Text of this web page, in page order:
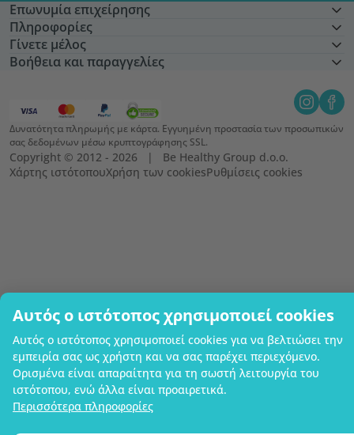
Αυτός ο ιστότοπος χρησιμοποιεί cookies
Αυτός ο ιστότοπος χρησιμοποιεί cookies για να βελτιώσει την
εμπειρία σας ως χρήστη και να σας παρέχει περιεχόμενο.
Ορισμένα είναι απαραίτητα για τη σωστή λειτουργία του
ιστότοπου, ενώ άλλα είναι προαιρετικά.
Περισσότερα πληροφορίες
Επωνυμία επιχείρησης
Πληροφορίες
Γίνετε μέλος
Βοήθεια και παραγγελίες
Δυνατότητα πληρωμής με κάρτα. Εγγυημένη προστασία των προσωπικών
σας δεδομένων μέσω κρυπτογράφησης SSL.
Copyright © 2012 - 2026   |   Be Healthy Group d.o.o.
Χάρτης ιστότοπουΧρήση των cookiesΡυθμίσεις cookies